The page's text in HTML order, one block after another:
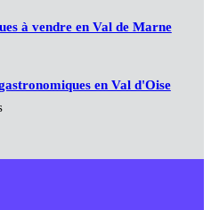
à vendre en Val de Marne
en Val d'Oise